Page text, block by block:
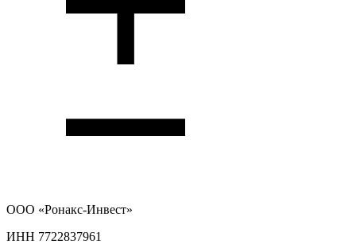
ООО «Ронакс-Инвест»
ИНН 7722837961